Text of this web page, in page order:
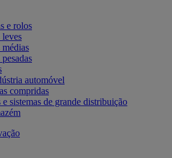
e rolos
leves
médias
automóvel
compridas
e sistemas de grande distribuição